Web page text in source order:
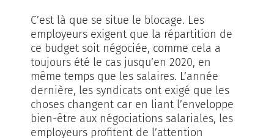
C’est là que se situe le blocage. Les
employeurs exigent que la répartition de
ce budget soit négociée, comme cela a
toujours été le cas jusqu’en 2020, en
même temps que les salaires. L’année
dernière, les syndicats ont exigé que les
choses changent car en liant l’enveloppe
bien-être aux négociations salariales, les
employeurs profitent de l’attention